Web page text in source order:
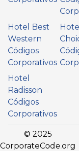
Hotel Best
Western
Códigos
Corporativos
Hotel
Hotel
Radisson
Códigos
Corporativos
© 2025
CorporateCode.org